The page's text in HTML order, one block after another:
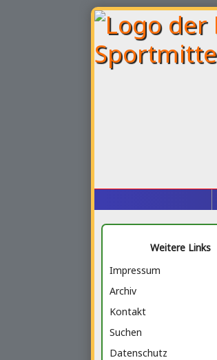
Weitere Links
Impressum
Archiv
Kontakt
Suchen
Datenschutz